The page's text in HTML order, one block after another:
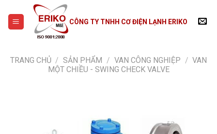
content
CÔNG TY TNHH CƠ ĐIỆN LẠNH ERIKO
TRANG CHỦ / SẢN PHẨM / VAN CÔNG NGHIỆP / VAN
MỘT CHIỀU - SWING CHECK VALVE